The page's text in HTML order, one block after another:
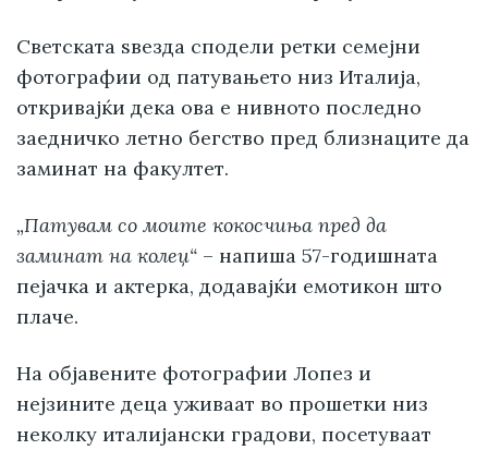
Светската ѕвезда сподели ретки семејни
фотографии од патувањето низ Италија,
откривајќи дека ова е нивното последно
заедничко летно бегство пред близнаците да
заминат на факултет.
„Патувам со моите кокосчиња пред да
заминат на колеџ“ – напиша 57-годишната
пејачка и актерка, додавајќи емотикон што
плаче.
На објавените фотографии Лопез и
нејзините деца уживаат во прошетки низ
неколку италијански градови, посетуваат